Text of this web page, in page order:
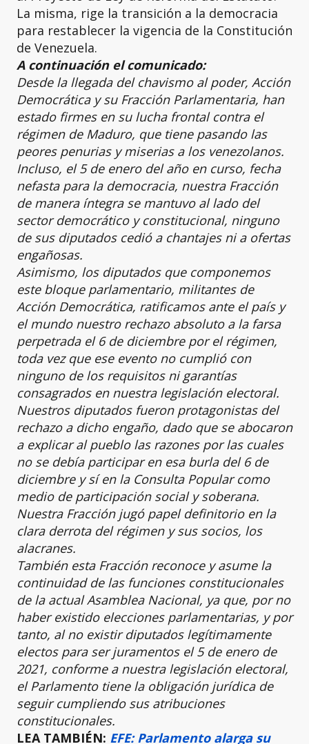
La misma, rige la transición a la democracia
para restablecer la vigencia de la Constitución
de Venezuela.
A continuación el comunicado:
Desde la llegada del chavismo al poder, Acción
Democrática y su Fracción Parlamentaria, han
estado firmes en su lucha frontal contra el
régimen de Maduro, que tiene pasando las
peores penurias y miserias a los venezolanos.
Incluso, el 5 de enero del año en curso, fecha
nefasta para la democracia, nuestra Fracción
de manera íntegra se mantuvo al lado del
sector democrático y constitucional, ninguno
de sus diputados cedió a chantajes ni a ofertas
engañosas.
Asimismo, los diputados que componemos
este bloque parlamentario, militantes de
Acción Democrática, ratificamos ante el país y
el mundo nuestro rechazo absoluto a la farsa
perpetrada el 6 de diciembre por el régimen,
toda vez que ese evento no cumplió con
ninguno de los requisitos ni garantías
consagrados en nuestra legislación electoral.
Nuestros diputados fueron protagonistas del
rechazo a dicho engaño, dado que se abocaron
a explicar al pueblo las razones por las cuales
no se debía participar en esa burla del 6 de
diciembre y sí en la Consulta Popular como
medio de participación social y soberana.
Nuestra Fracción jugó papel definitorio en la
clara derrota del régimen y sus socios, los
alacranes.
También esta Fracción reconoce y asume la
continuidad de las funciones constitucionales
de la actual Asamblea Nacional, ya que, por no
haber existido elecciones parlamentarias, y por
tanto, al no existir diputados legítimamente
electos para ser juramentos el 5 de enero de
2021, conforme a nuestra legislación electoral,
el Parlamento tiene la obligación jurídica de
seguir cumpliendo sus atribuciones
constitucionales.
LEA TAMBIÉN: EFE: Parlamento alarga su